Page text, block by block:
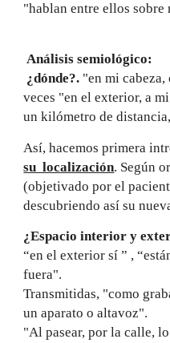
"hablan entre ellos sobre
Análisis semiológico:
¿dónde?. "en mi
veces "en el exterior, a
un kilómetro de
Así, hacemos primera
su localización. Según
(objetivado por el
descubriendo así su
¿Espacio interior y
“en el exterior sí ” ,
fuera".
Transmitidas, "como
un aparato o altavoz".
"Al pasear, por la calle,